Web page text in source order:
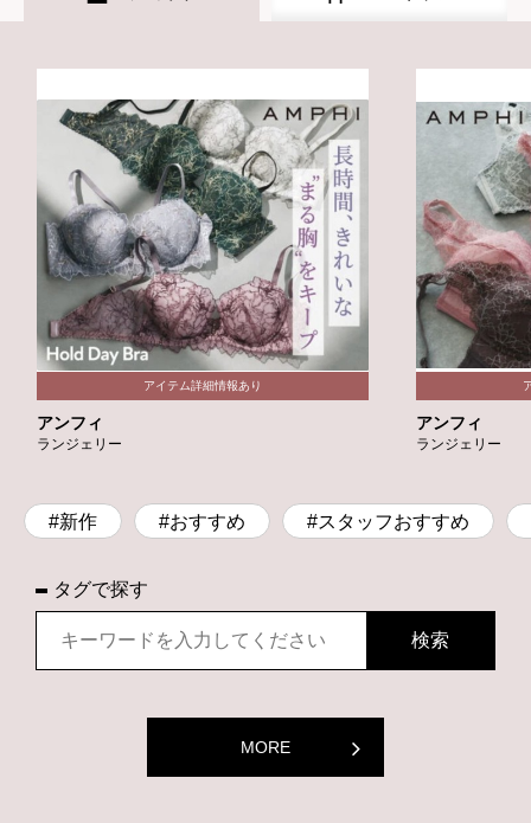
アンフィ
ランジェリー
アンフィ
ランジェリー
#新作 #おすすめ #スタッフおすすめ
タグで探す
MORE